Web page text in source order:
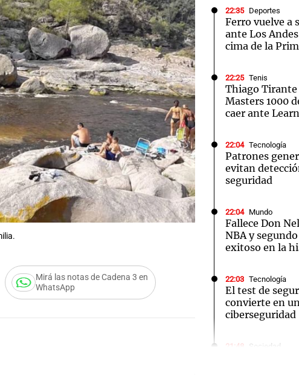
Mirá las notas de Cadena 3 en
WhatsApp
22:35 Deportes
Ferro vuelve a
ante Los
cima de la
22:25 Tenis
Thiago Tirante
Masters 1000
caer ante
22:04 Tecnología
Patrones
evitan
seguridad
22:04 Mundo
Fallece Don
NBA y
exitoso en la
22:03 Tecnología
El test de
convierte en
ciberseguridad
21:48 Sociedad
Audio.
Notas
La Sole en Cadena 3
Notas
El huracán de Arequito Cadena 3 en